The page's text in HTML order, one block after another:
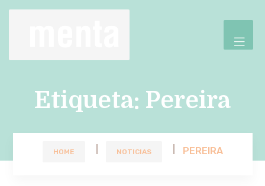
Etiqueta: Pereira
HOME NOTICIAS PEREIRA